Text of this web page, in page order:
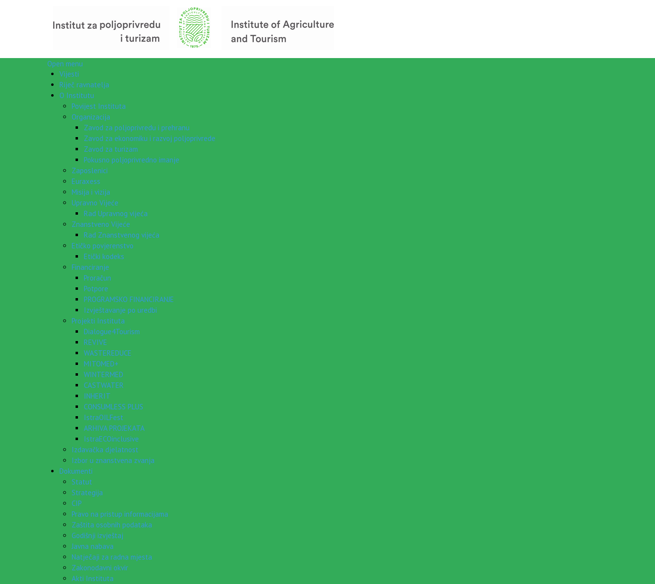
Open menu
Vijesti
Riječ ravnatelja
O Institutu
Povijest Instituta
Organizacija
Zavod za poljoprivredu i prehranu
Zavod za ekonomiku i razvoj poljoprivrede
Zavod za turizam
Pokusno poljoprivredno imanje
Zaposlenici
Euraxess
Misija i vizija
Upravno Vijeće
Rad Upravnog vijeća
Znanstveno Vijeće
Rad Znanstvenog vijeća
Etičko povjerenstvo
Etički kodeks
Financiranje
Proračun
Potpore
PROGRAMSKO FINANCIRANJE
Izvještavanje po uredbi
Projekti Instituta
Dialogue4Tourism
REVIVE
WASTEREDUCE
MITOMED+
WINTERMED
CASTWATER
INHERIT
CONSUMLESS PLUS
IstraOILFest
ARHIVA PROJEKATA
IstraECOinclusive
Izdavačka djelatnost
Izbor u znanstvena zvanja
Dokumenti
Statut
Strategija
CIP
Pravo na pristup informacijama
Zaštita osobnih podataka
Godišnji izvještaj
Javna nabava
Natječaji za radna mjesta
Zakonodavni okvir
Akti Instituta